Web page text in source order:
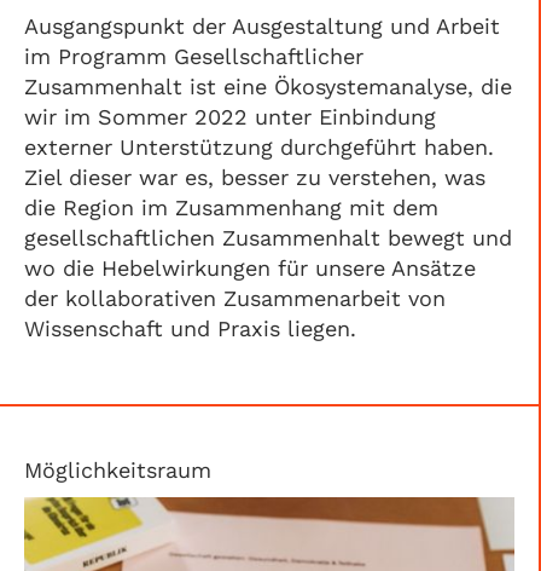
Ausgangspunkt der Ausgestaltung und Arbeit
im Programm Gesellschaftlicher
Zusammenhalt ist eine Ökosystemanalyse, die
wir im Sommer 2022 unter Einbindung
externer Unterstützung durchgeführt haben.
Ziel dieser war es, besser zu verstehen, was
die Region im Zusammenhang mit dem
gesellschaftlichen Zusammenhalt bewegt und
wo die Hebelwirkungen für unsere Ansätze
der kollaborativen Zusammenarbeit von
Wissenschaft und Praxis liegen.
Möglichkeitsraum